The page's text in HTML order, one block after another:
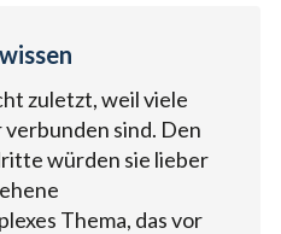
zuletzt, weil viele
sind. Den
würden sie lieber
Thema, das vor